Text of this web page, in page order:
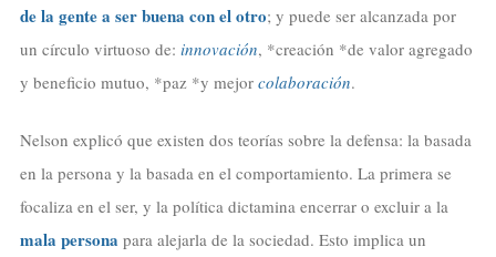
de la gente a ser buena con el otro; y puede ser alcanzada por
un círculo virtuoso de: innovación, *creación *de valor agregado
y beneficio mutuo, *paz *y mejor colaboración.
Nelson explicó que existen dos teorías sobre la defensa: la basada
en la persona y la basada en el comportamiento. La primera se
focaliza en el ser, y la política dictamina encerrar o excluir a la
mala persona para alejarla de la sociedad. Esto implica un